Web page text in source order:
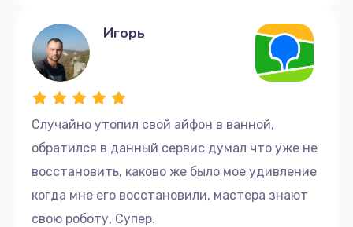
Случайно утопил свой айфон в ванной,
обратился в данный сервис думал что уже не
восстановить, каково же было мое удивление
когда мне его восстановили, мастера знают
свою роботу, Супер.
Игорь